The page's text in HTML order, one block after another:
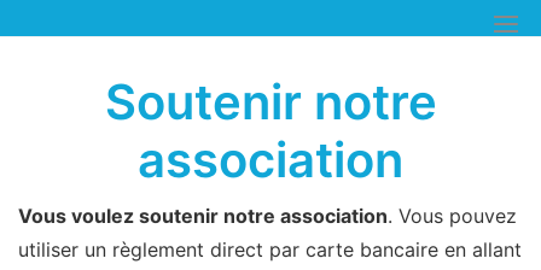
to
Soutenir notre
association
Vous voulez soutenir notre association. Vous pouvez
utiliser un règlement direct par carte bancaire en allant